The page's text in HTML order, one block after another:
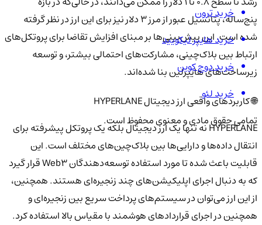
پنج‌ساله، پتانسیل عبور از مرز ۳ دلار نیز برای این ارز در نظر گرفته
شده است. این پیش‌بینی‌ها بر مبنای افزایش تقاضا برای پروتکل‌های
ارتباط بین بلاک‌چینی، مشارکت‌های احتمالی بیشتر، و توسعه
زیرساخت‌های هایپرلین بنا شده‌اند.
🌐 کاربردهای واقعی ارز دیجیتال HYPERLANE
HYPERLANE نه تنها یک ارز دیجیتال بلکه یک پروتکل پیشرفته برای
انتقال داده‌ها و دارایی‌ها بین بلاک‌چین‌های مختلف است. این
قابلیت باعث شده تا مورد استفاده توسعه‌دهندگان Web3 قرار گیرد
که به دنبال اجرای اپلیکیشن‌های چند زنجیره‌ای هستند. همچنین،
از این ارز می‌توان در سیستم‌های پرداخت سریع بین زنجیره‌ای و
همچنین در اجرای قراردادهای هوشمند با مقیاس بالا استفاده کرد.
خرید ترون
خرید هایپر لیکویید
خرید دوج کوین
خرید لئو
تمامی حقوق مادی و معنوی محفوظ است.